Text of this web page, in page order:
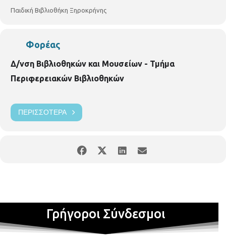
Παιδική Βιβλιοθήκη Ξηροκρήνης
Φορέας
Δ/νση Βιβλιοθηκών και Μουσείων - Τμήμα
Περιφερειακών Βιβλιοθηκών
ΠΕΡΙΣΣΌΤΕΡΑ
Γρήγοροι Σύνδεσμοι